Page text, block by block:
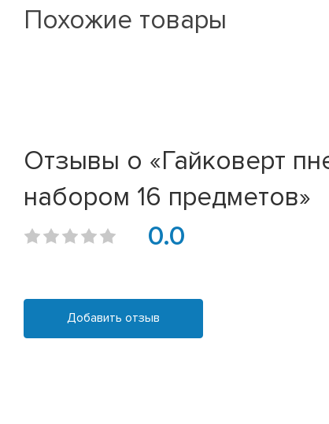
Похожие товары
Отзывы о «Гайковерт
набором 16 предметов»
0.0
Добавить отзыв